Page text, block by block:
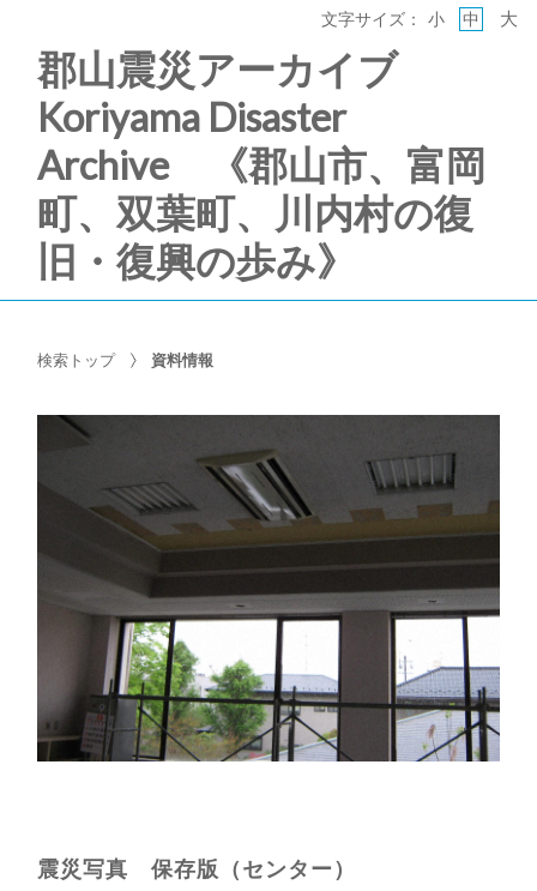
郡山震災アーカイブ
Koriyama Disaster
Archive 《郡山市、富岡
町、双葉町、川内村の復
旧・復興の歩み》
文字サイズ： 小 中 大
検索トップ 資料情報
震災写真 保存版（センター）